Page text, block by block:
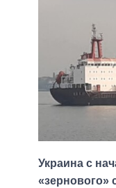
Украина с
«зернового»